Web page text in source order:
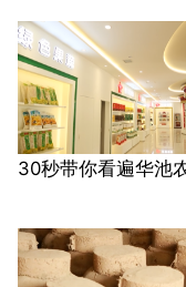
30秒带你看遍华池